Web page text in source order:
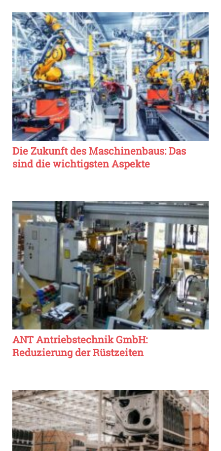
Die Zukunft des Maschinenbaus: Das
sind die wichtigsten Aspekte
ANT Antriebstechnik GmbH:
Reduzierung der Rüstzeiten